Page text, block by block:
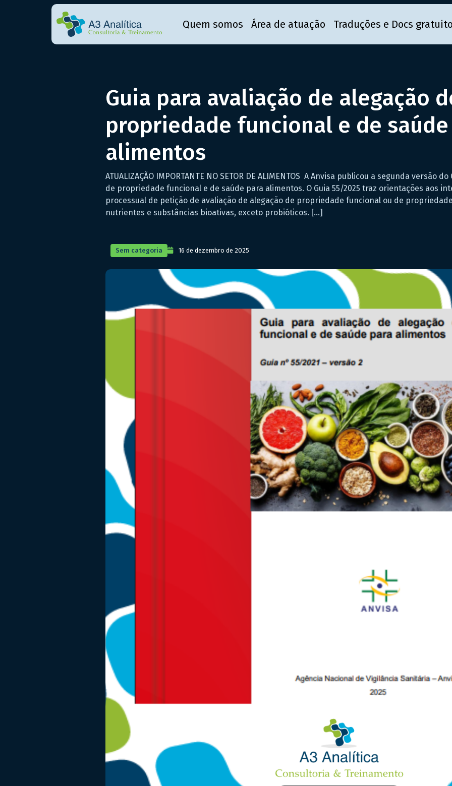
Quem somos Área de atuação Traduções e Docs
Guia para avaliação de alegação
propriedade funcional e de
alimentos
ATUALIZAÇÃO IMPORTANTE NO SETOR DE ALIMENTOS A Anvisa publicou a segunda versão
de propriedade funcional e de saúde para alimentos. O Guia 55/2025 traz orientações aos
processual de petição de avaliação de alegação de propriedade funcional ou de
nutrientes e substâncias bioativas, exceto probióticos. […]
Sem categoria 16 de dezembro de 2025